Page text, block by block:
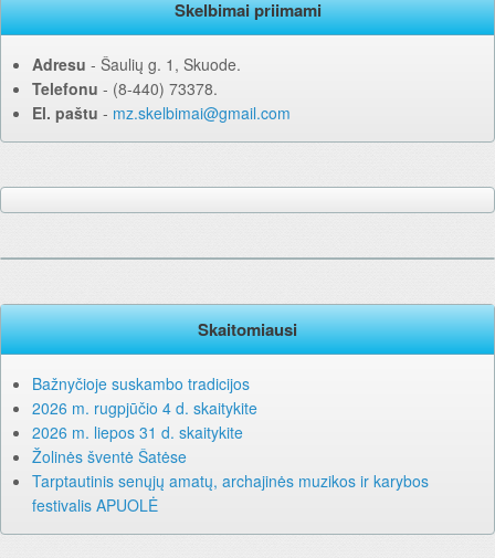
Skelbimai priimami
Adresu ‐ Šaulių g. 1, Skuode.
Telefonu ‐ (8-440) 73378.
El. paštu ‐ mz.skelbimai@gmail.com
Skaitomiausi
Bažnyčioje suskambo tradicijos
2026 m. rugpjūčio 4 d. skaitykite
2026 m. liepos 31 d. skaitykite
Žolinės šventė Šatėse
Tarptautinis senųjų amatų, archajinės muzikos ir karybos
festivalis APUOLĖ